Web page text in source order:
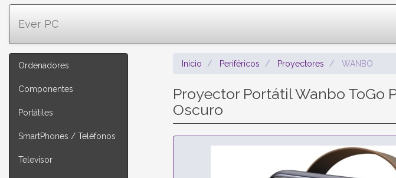
Ever PC
Ordenadores
Componentes
Portátiles
SmartPhones / Teléfonos
Televisor
Inicio Periféricos Proyectores WANBO
Proyector Portátil Wanbo
Oscuro